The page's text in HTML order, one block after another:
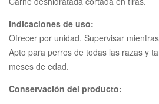
Indicaciones de uso:
Ofrecer por unidad. Supervisar
Apto para perros de todas las razas y
meses de edad.
Conservación del producto: